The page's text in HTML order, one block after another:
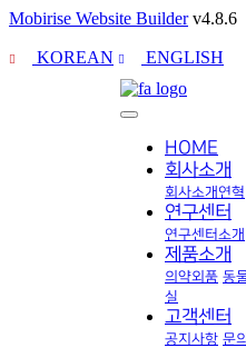
Mobirise Website Builderv4.8.6
KOREAN ENGLISH
HOME
회사소개
회사소개연혁
연구센터
연구센터소개
제품소개
의약외품 동
실
고객센터
공지사항 문